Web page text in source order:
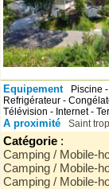
Equipement
Piscine
Refrigérateur -
Télévision - Internet -
A proximité Saint
Catégorie :
Camping / Mobile-
Camping / Mobile-
Camping / Mobile-